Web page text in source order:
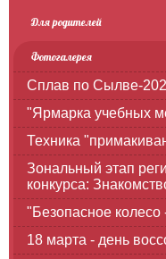
Для родителей
Фотогалерея
Сплав по Сылве-
"Ярмарка учебных
Техника
Зональный этап
конкурса:
"Безопасное колесо
18 марта - день